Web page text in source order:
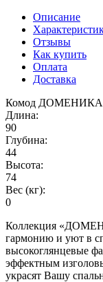
Описание
Отзывы
Как купить
Оплата
Доставка
Комод ДОМЕНИКА
Длина:
90
Глубина:
44
Высота:
74
Вес (кг):
0
Коллекция
гармонию и уют в
высокоглянцевые
эффектным
украсят Вашу